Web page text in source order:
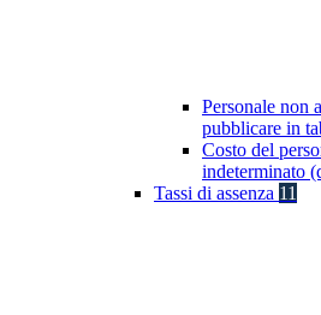
Personale non
pubblicare in
Costo del
indeterminato
Tassi di assenza 11